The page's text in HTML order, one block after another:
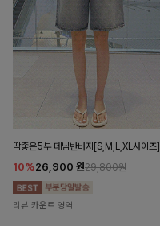
딱좋은5부 데님반바지[S,M,L,XL사이즈]
10%26,900 원29,800원
리뷰 카운트 영역